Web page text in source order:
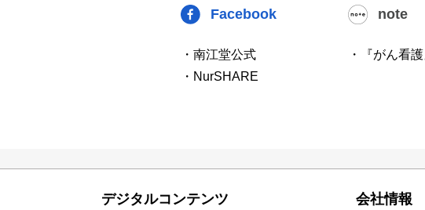
Facebook
・南江堂公式
・NurSHARE
note
・『がん看
デジタルコンテンツ 会社情報